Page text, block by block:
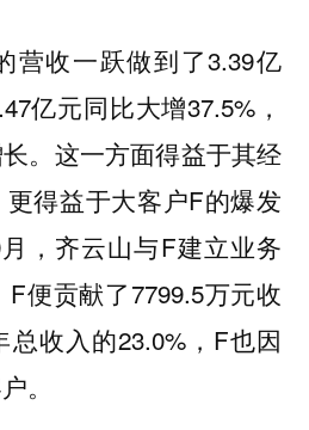
营收一跃做到了3.39亿
亿元同比大增37.5%，
。这一方面得益于其经
得益于大客户F的爆发
，齐云山与F建立业务
便贡献了7799.5万元收
收入的23.0%，F也因
。